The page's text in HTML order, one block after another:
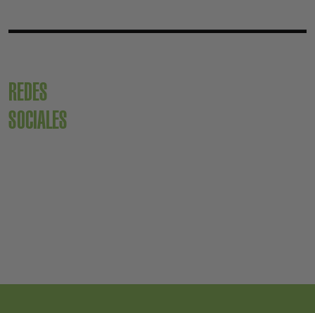
REDES
SOCIALES